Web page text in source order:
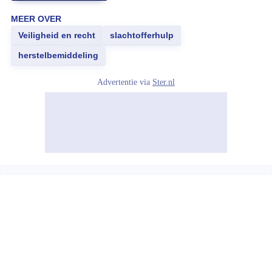
MEER OVER
Veiligheid en recht
slachtofferhulp
herstelbemiddeling
Advertentie via Ster.nl